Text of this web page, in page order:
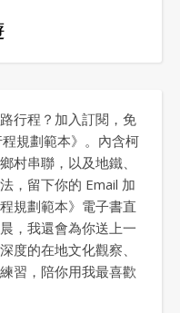
行程？加入訂閱，免
規劃範本》。內含柯
村串聯，以及地鐵、
，留下你的 Email 加
規劃範本》電子書直
，我還會為你送上一
度的在地文化觀察、
習，陪你用我最喜歡